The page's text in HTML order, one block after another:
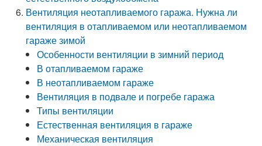
Вентиляция неотапливаемого гаража. Нужна ли
вентиляция в отапливаемом или неотапливаемом
гараже зимой
Особенности вентиляции в зимний период
В отапливаемом гараже
В неотапливаемом гараже
Вентиляция в подвале и погребе гаража
Типы вентиляции
Естественная вентиляция в гараже
Механическая вентиляция